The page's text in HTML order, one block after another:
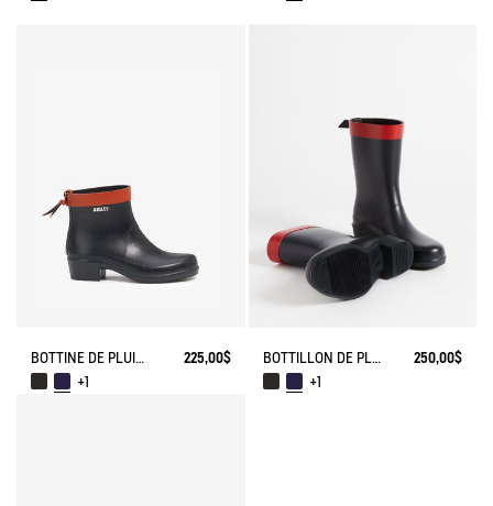
BOTTINE DE PLUIE MYRICA
225,00$
+1
BOTTILLON DE PLUIE MYRICA
250,00$
+1